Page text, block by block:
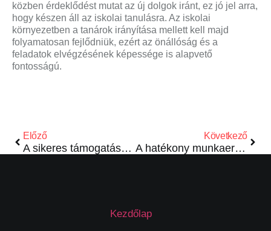
közben érdeklődést mutat az új dolgok iránt, ez jó jel arra,
hogy készen áll az iskolai tanulásra. Az iskolai
környezetben a tanárok irányítása mellett kell majd
folyamatosan fejlődniük, ezért az önállóság és a
feladatok elvégzésének képessége is alapvető
fontosságú.
Előző
A sikeres támogatásszerzés kulcsa
Következő
A hatékony munkaerőkiválasztás titkai
Kezdőlap